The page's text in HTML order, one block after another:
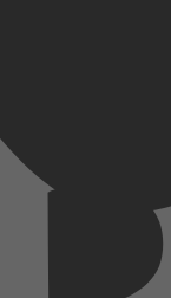
zich door zijn
En echt, Patty
bij haar. Dat is wel
heeft
naar Parijs of
dat is